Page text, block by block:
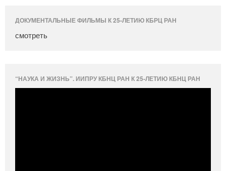
ДОКУМЕНТАЛЬНЫЕ ФИЛЬМЫ К 25-ЛЕТИЮ КБРЦ РАН
смотреть
“НАУКА И ЖИЗНЬ”. ИИПРУ КБНЦ РАН К 25-ЛЕТИЮ КБНЦ РАН